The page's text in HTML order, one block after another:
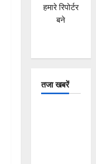
हमारे रिपोर्टर
बने
तजा खबरें